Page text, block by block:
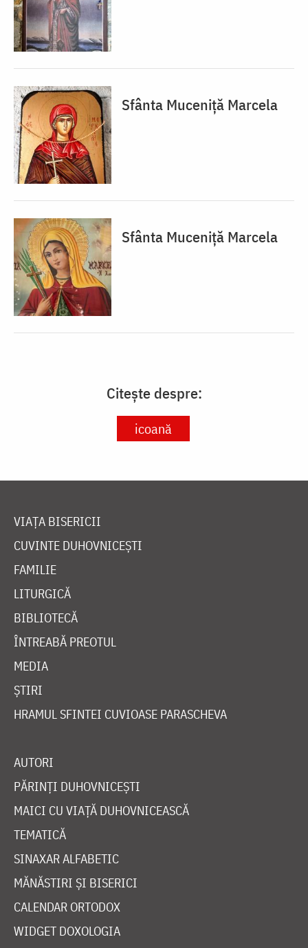
Sfânta Muceniță Marcela
Sfânta Muceniță Marcela
Citește despre:
icoană
VIAȚA BISERICII
CUVINTE DUHOVNICEȘTI
FAMILIE
LITURGICĂ
BIBLIOTECĂ
ÎNTREABĂ PREOTUL
MEDIA
ȘTIRI
HRAMUL SFINTEI CUVIOASE PARASCHEVA
AUTORI
PĂRINȚI DUHOVNICEȘTI
MAICI CU VIAȚĂ DUHOVNICEASCĂ
TEMATICĂ
SINAXAR ALFABETIC
MĂNĂSTIRI ȘI BISERICI
CALENDAR ORTODOX
WIDGET DOXOLOGIA